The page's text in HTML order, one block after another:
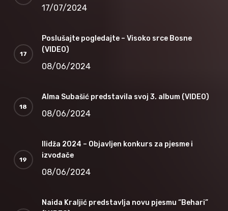
17/07/2024
Poslušajte pogledajte – Visoko srce Bosne
(VIDEO)
08/06/2024
Alma Subašić predstavila svoj 3. album (VIDEO)
08/06/2024
Ilidža 2024 – Objavljen konkurs za pjesme i
izvođače
08/06/2024
Naida Kraljić predstavlja novu pjesmu “Behari”